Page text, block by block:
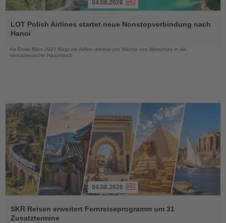
Sie
die
04.08.2026
LOT Polish Airlines startet neue Nonstopverbindung nach
Hanoi
Ab Ende März 2027 fliegt die Airline dreimal pro Woche von Warschau in die
vietnamesische Hauptstadt
Sie
die
04.08.2026
SKR Reisen erweitert Fernreiseprogramm um 31
Zusatztermine